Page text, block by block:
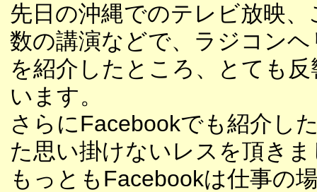
先日の沖縄でのテレビ放映
数の講演などで、ラジコン
を紹介したところ、とても
います。
さらにFacebookでも紹介し
た思い掛けないレスを頂き
もっともFacebookは仕事の